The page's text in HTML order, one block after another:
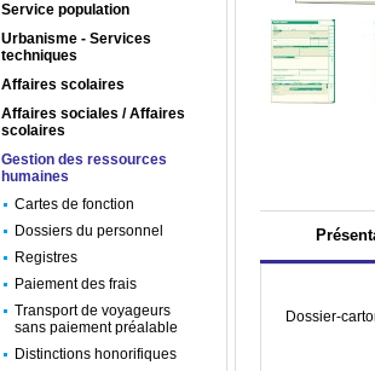
Dossier-
Service population
Urbanisme - Services
techniques
Affaires scolaires
Affaires sociales / Affaires
scolaires
Gestion des ressources
humaines
Cartes de fonction
Dossiers du personnel
Registres
Paiement des frais
Transport de voyageurs
sans paiement préalable
Distinctions honorifiques